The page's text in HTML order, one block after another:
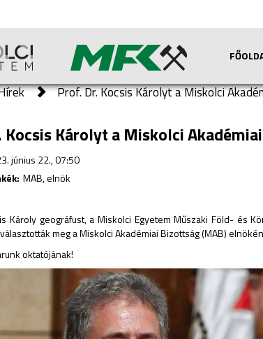
Prof. Dr. Kocsis Károlyt a Miskolci
Kocsis Károlyt a Miskolci
június 22., 07:50
MAB, elnök
Károly geográfust, a Miskolci Egyetem Műszaki Föld- és
meg a Miskolci Akadémiai Bizottság (MAB)
oktatójának!